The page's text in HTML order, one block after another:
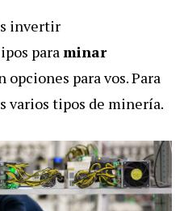
invertir
paraminar
opciones para vos. Para
varios tipos de minería.